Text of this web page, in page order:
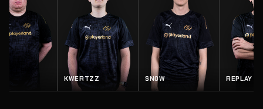
KWERTZZ SN0W REPLAY